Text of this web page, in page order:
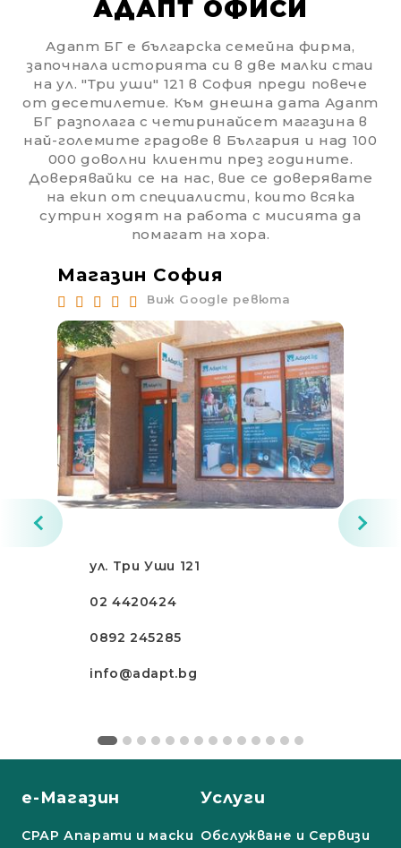
АДАПТ ОФИСИ
Адапт БГ е българска семейна фирма,
започнала историята си в две малки стаи
на ул. "Три уши" 121 в София преди повече
от десетилетие. Към днешна дата Адапт
БГ разполага с четиринайсет магазина в
най-големите градове в България и над 100
000 доволни клиенти през годините.
Доверявайки се на нас, вие се доверявате
на екип от специалисти, които всяка
сутрин ходят на работа с мисията да
помагат на хора.
Магазин София
Виж Google ревюта
ул. Три Уши 121
02 4420424
0892 245285
info@adapt.bg
е-Магазин
СРАР Апарати и маски
Услуги
Обслужване и Сервизи